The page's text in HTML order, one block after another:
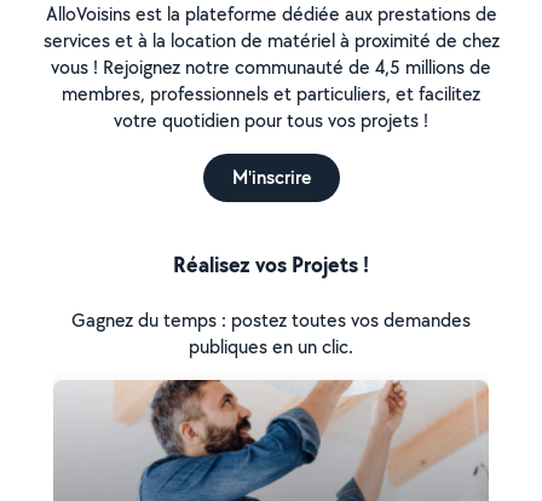
AlloVoisins est la plateforme dédiée aux prestations de
services et à la location de matériel à proximité de chez
vous ! Rejoignez notre communauté de 4,5 millions de
membres, professionnels et particuliers, et facilitez
votre quotidien pour tous vos projets !
M'inscrire
Réalisez vos Projets !
Gagnez du temps : postez toutes vos demandes
publiques en un clic.